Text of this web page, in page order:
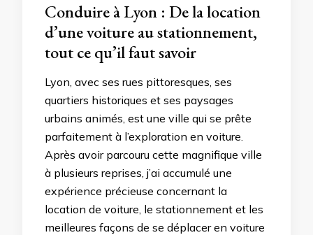
Conduire à Lyon : De la location
d’une voiture au stationnement,
tout ce qu’il faut savoir
Lyon, avec ses rues pittoresques, ses
quartiers historiques et ses paysages
urbains animés, est une ville qui se prête
parfaitement à l’exploration en voiture.
Après avoir parcouru cette magnifique ville
à plusieurs reprises, j’ai accumulé une
expérience précieuse concernant la
location de voiture, le stationnement et les
meilleures façons de se déplacer en voiture